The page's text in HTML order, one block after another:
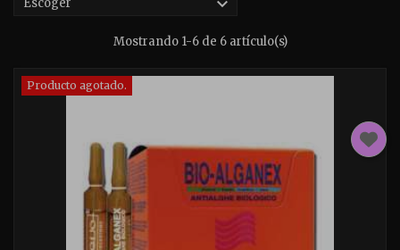
Escoger 
Mostrando 1-6 de 6 artículo(s)
Producto agotado.